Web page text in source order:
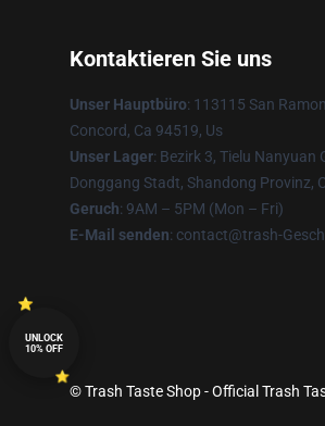
Kontaktieren Sie uns
Unser Hauptbüro: 113115 San
Concord, Ca 94519, Us
Unser Lager: Bezirk 3, Tielu Nanyuan
Donggang Stadt, Shandong Provinz,
Geruch: 9AM – 5PM (Mon – Fri)
E-Mail senden: contact@trash-
© Trash Taste Shop - Official Trash
UNLOCK
10% OFF